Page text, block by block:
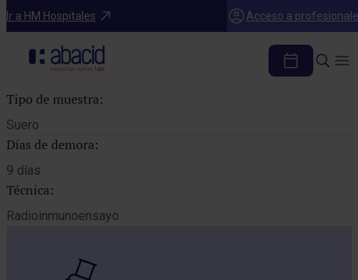
Ir a HM Hospitales Acceso a
Catálogo de pruebas
VITAMINA D(1,25 diOH colecalciferol)
Tipo de muestra:
Suero
Días de demora:
9 días
Técnica:
Radioinmunoensayo